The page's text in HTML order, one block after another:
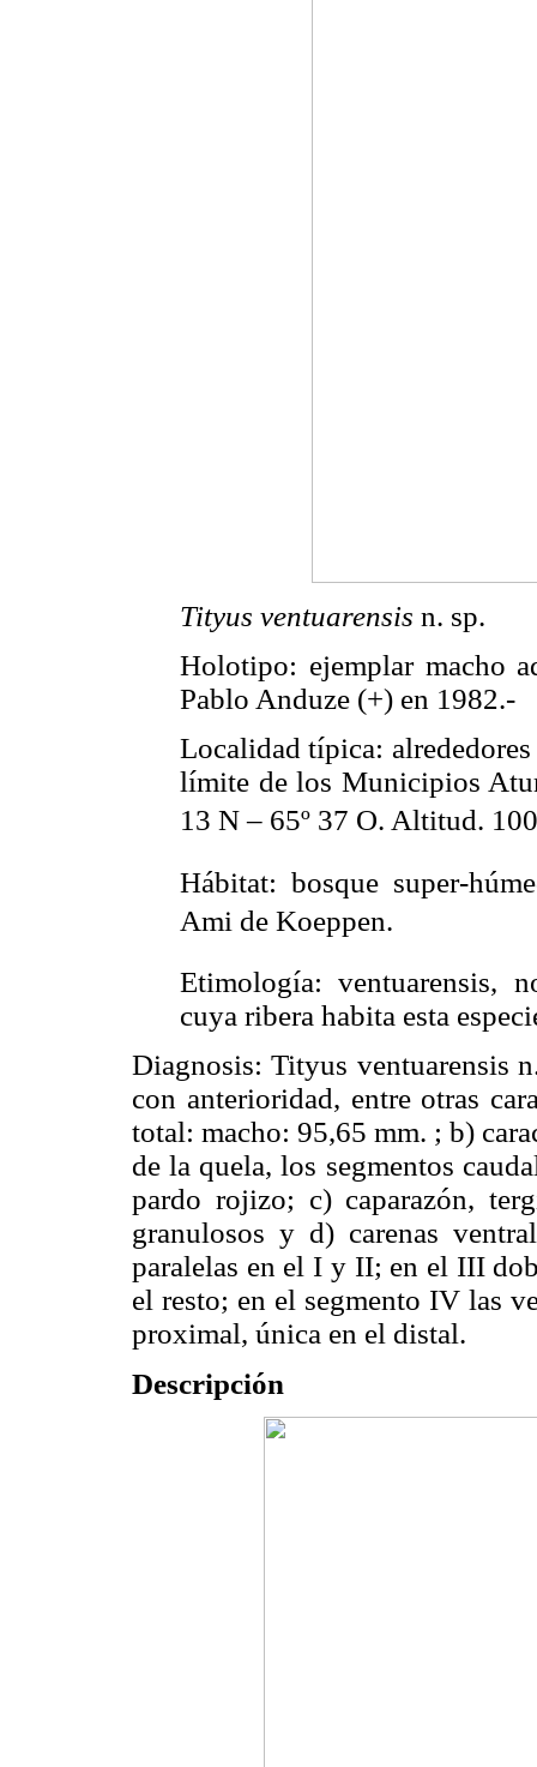
Tityus ventuarensis n. sp.
Holotipo: ejemplar macho
Pablo Anduze (+) en 1982.-
Localidad típica:
límite de los Municipios
13 N – 65º 37 O. Altitud.
Hábitat: bosque super-
Ami de Koeppen.
Etimología: ventuarensis,
cuya ribera habita esta
Diagnosis: Tityus ventuarensis
con anterioridad, entre otras
total: macho: 95,65 mm. ; b)
de la quela, los segmentos
pardo rojizo; c) caparazón,
granulosos y d) carenas
paralelas en el I y II; en el III
el resto; en el segmento IV las
proximal, única en el distal.
Descripción